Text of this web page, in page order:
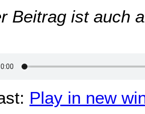
Beitrag ist auch
Play in new